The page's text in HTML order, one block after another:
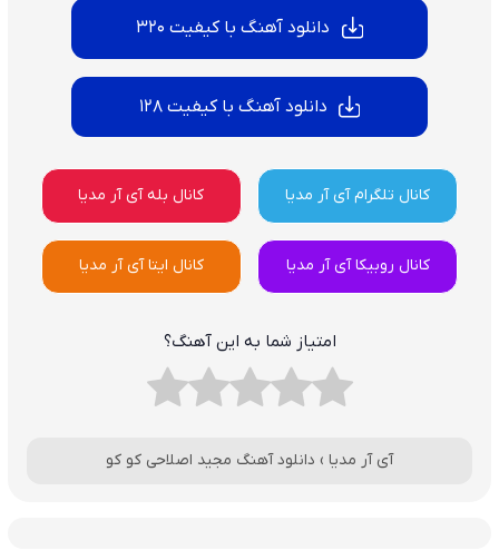
دانلود آهنگ با کیفیت 320
دانلود آهنگ با کیفیت 128
کانال تلگرام آی آر مدیا کانال بله آی آر مدیا
کانال روبیکا آی آر مدیا کانال ایتا آی آر مدیا
امتیاز شما به این آهنگ؟
آی آر مدیا › دانلود آهنگ مجید اصلاحی کو کو